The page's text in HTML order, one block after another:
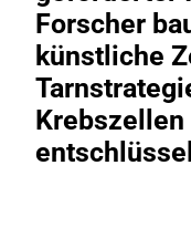
Forscher
künstliche
Krebszellen